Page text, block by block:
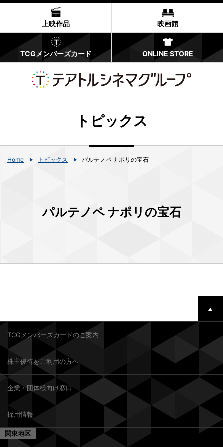
上映作品 映画館
TCGメンバーズカード ONLINE STORE
トピックス
Home トピックス パルテノペ ナポリの宝石
パルテノペ ナポリの宝石
TCGメンバーズカードのご案内
株主優待をご利用の方へ
企業・団体様向け窓口
採用情報
関東地区